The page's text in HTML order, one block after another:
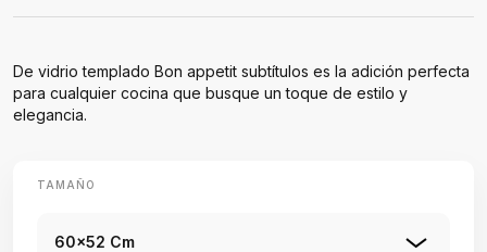
De vidrio templado Bon appetit subtítulos es la adición perfecta
para cualquier cocina que busque un toque de estilo y
elegancia.
TAMAÑO
60x52 Cm